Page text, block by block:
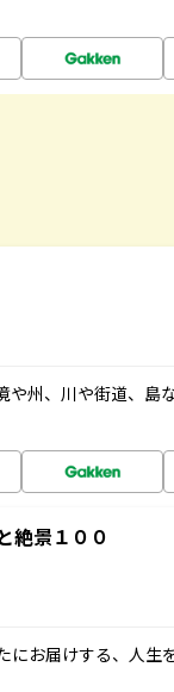
や州、川や街道、島
絶景１００
にお届けする、人生